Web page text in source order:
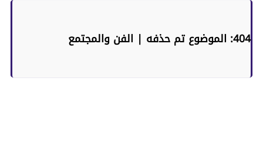
404: الموضوع تم حذفه | الفن والمجتمع